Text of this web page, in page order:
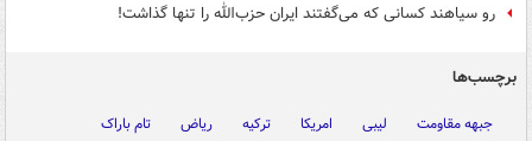
رو سیاهند کسانی که می‌گفتند ایران حزب‌الله را تنها گذاشت!
برچسب‌ها
جبهه مقاومت لیبی امریکا ترکیه ریاض
تام باراک